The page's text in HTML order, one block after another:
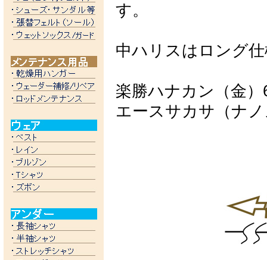
す。
中ハリスはロング
楽勝ハナカン（金
エースサカサ（ナ